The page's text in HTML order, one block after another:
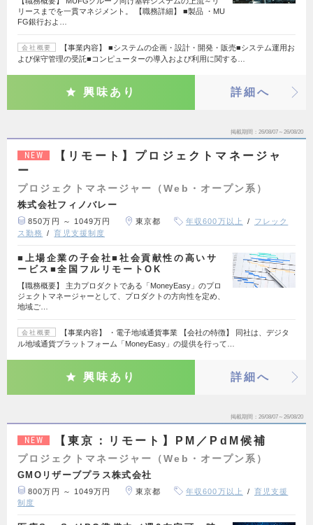
リースまでを一貫マネジメント。 【職務詳細】 ■製品 ・MU
FG銀行およ…
会社概要
【事業内容】 ■システムの企画・設計・開発・販売■システム運用お
よび保守管理の受託■コンピューターの導入および利用に関する…
興味あり 詳細へ
掲載期間 26/08/07～26/08/20
NEW
【リモート】プロジェクトマネージャ
ー
プロジェクトマネージャー（Web・オープン系）
株式会社フィノバレー
850万円 ～ 1049万円 東京都 年収600万以上
フレック
ス勤務
育児支援制度
■上場企業の子会社■社会貢献性の高いサ
ービス■全国フルリモートOK
【職務概要】 主力プロダクトである「MoneyEasy」のプロ
ジェクトマネージャーとして、プロダクトの方向性を定め、
地域ご…
会社概要
【事業内容】 ・電子地域通貨事業 【会社の特徴】 同社は、デジタ
ル地域通貨プラットフォーム「MoneyEasy」の提供を行って…
興味あり 詳細へ
掲載期間 26/08/07～26/08/20
NEW 【東京：リモート】PM／PdM候補
プロジェクトマネージャー（Web・オープン系）
GMOリザーブプラス株式会社
800万円 ～ 1049万円 東京都 年収600万以上
育児支援
制度